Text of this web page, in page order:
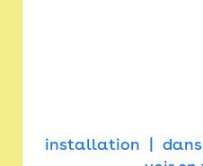
installation